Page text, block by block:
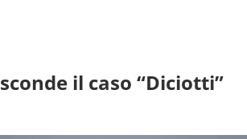
il caso “Diciotti”